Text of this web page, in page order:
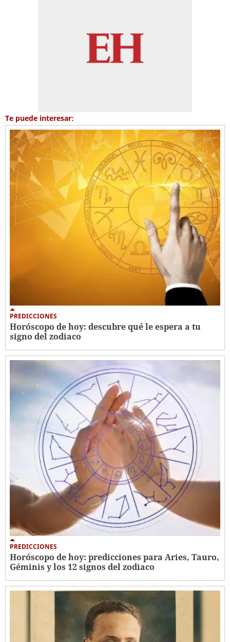
Te puede interesar:
PREDICCIONES
Horóscopo de hoy: descubre qué le espera a tu
signo del zodiaco
PREDICCIONES
Horóscopo de hoy: predicciones para Aries, Tauro,
Géminis y los 12 signos del zodiaco